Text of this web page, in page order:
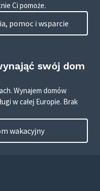
Ci pomoże.
pomoc i wsparcie
swój dom
Wynajem domów
w całej Europie. Brak
wakacyjny